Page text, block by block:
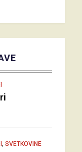
, SVETKOVINE